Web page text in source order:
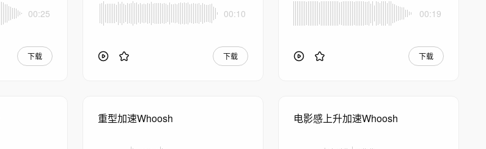
00:25
下载
00:10
下载
00:19
下载
重型加速Whoosh 电影感上升加速Whoosh